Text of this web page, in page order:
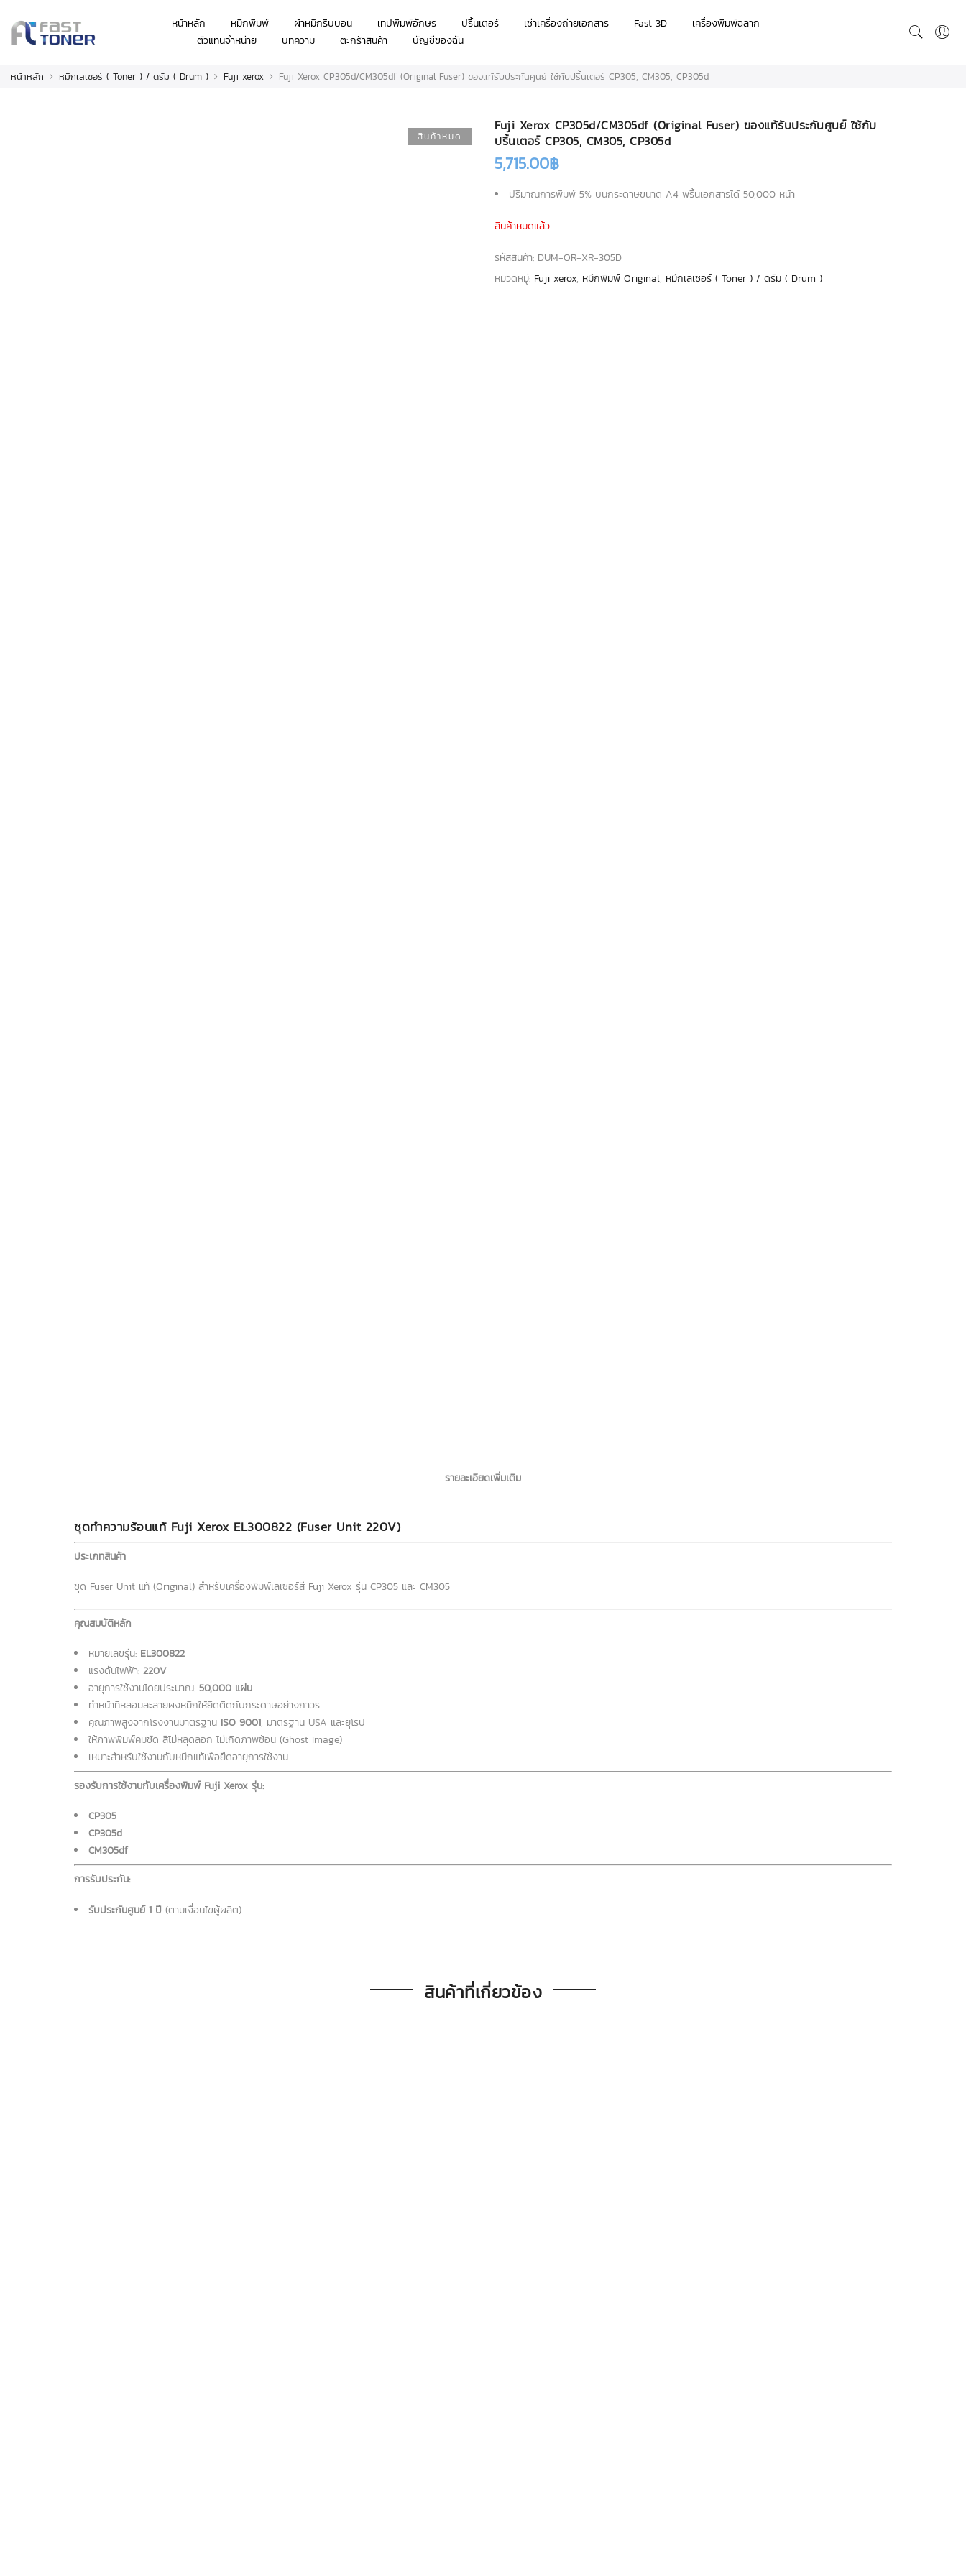
หน้าหลัก หมึกพิมพ์ ผ้าหมึกริบบอน เทปพิมพ์อักษร ปริ้นเตอร์ เช่าเครื่องถ่ายเอกสาร Fast 3D
เครื่องพิมพ์ฉลาก
ตัวแทนจำหน่าย
บทความ ตะกร้าสินค้า บัญชีของฉัน
หน้าหลัก หมึกเลเซอร์ ( Toner ) / ดรัม ( Drum ) Fuji xerox Fuji Xerox CP305d/CM305df (Original Fuser) ของแท้รับประกันศูนย์ ใช้กับปริ้นเตอร์ CP305, CM305, CP305d
สินค้าหมด
Fuji Xerox CP305d/CM305df (Original Fuser) ของแท้รับประกันศูนย์ ใช้กับ
ปริ้นเตอร์ CP305, CM305, CP305d
5,715.00฿
ปริมาณการพิมพ์ 5% บนกระดาษขนาด A4 พริ้นเอกสารได้ 50,000 หน้า
สินค้าหมดแล้ว
รหัสสินค้า: DUM-OR-XR-305D
หมวดหมู่: Fuji xerox, หมึกพิมพ์ Original, หมึกเลเซอร์ ( Toner ) / ดรัม ( Drum )
รายละเอียดเพิ่มเติม
ชุดทำความร้อนแท้ Fuji Xerox EL300822 (Fuser Unit 220V)
ประเภทสินค้า
ชุด Fuser Unit แท้ (Original) สำหรับเครื่องพิมพ์เลเซอร์สี Fuji Xerox รุ่น CP305 และ CM305
คุณสมบัติหลัก
หมายเลขรุ่น: EL300822
แรงดันไฟฟ้า: 220V
อายุการใช้งานโดยประมาณ: 50,000 แผ่น
ทำหน้าที่หลอมละลายผงหมึกให้ยึดติดกับกระดาษอย่างถาวร
คุณภาพสูงจากโรงงานมาตรฐาน ISO 9001, มาตรฐาน USA และยุโรป
ให้ภาพพิมพ์คมชัด สีไม่หลุดลอก ไม่เกิดภาพซ้อน (Ghost Image)
เหมาะสำหรับใช้งานกับหมึกแท้เพื่อยืดอายุการใช้งาน
รองรับการใช้งานกับเครื่องพิมพ์ Fuji Xerox รุ่น:
CP305
CP305d
CM305df
การรับประกัน:
รับประกันศูนย์ 1 ปี (ตามเงื่อนไขผู้ผลิต)
สินค้าที่เกี่ยวข้อง